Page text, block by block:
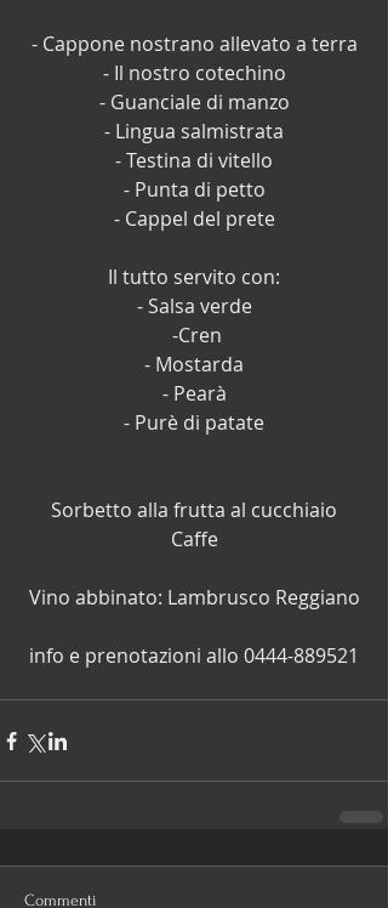
- Cappone nostrano allevato a terra
- Il nostro cotechino
- Guanciale di manzo
- Lingua salmistrata
- Testina di vitello
- Punta di petto
- Cappel del prete
Il tutto servito con:
- Salsa verde
-Cren
- Mostarda
- Pearà
- Purè di patate
Sorbetto alla frutta al cucchiaio
Caffe
Vino abbinato: Lambrusco Reggiano
info e prenotazioni allo 0444-889521
Commenti